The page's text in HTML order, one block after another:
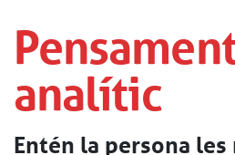
analític
Entén la persona